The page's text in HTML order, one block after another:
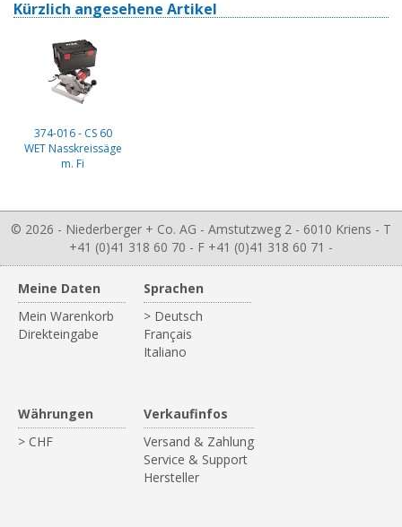
Kürzlich angesehene Artikel
374-016 - CS 60
WET Nasskreissäge
m. Fi
© 2026 - Niederberger + Co. AG - Amstutzweg 2 - 6010 Kriens - T
+41 (0)41 318 60 70 - F +41 (0)41 318 60 71 -
Meine Daten
Mein Warenkorb
Direkteingabe
Sprachen
> Deutsch
Français
Italiano
Währungen
> CHF
Verkaufinfos
Versand & Zahlung
Service & Support
Hersteller